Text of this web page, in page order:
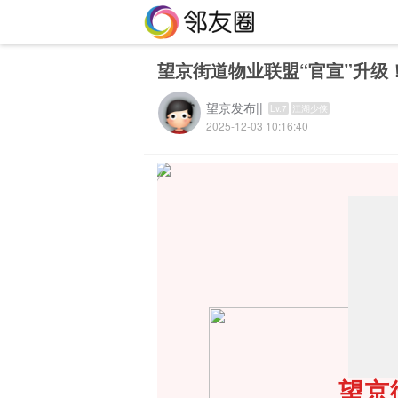
望京街道物业联盟“官宣”升
望京发布|| Lv.7 江湖少侠
2025-12-03 10:16:40
望